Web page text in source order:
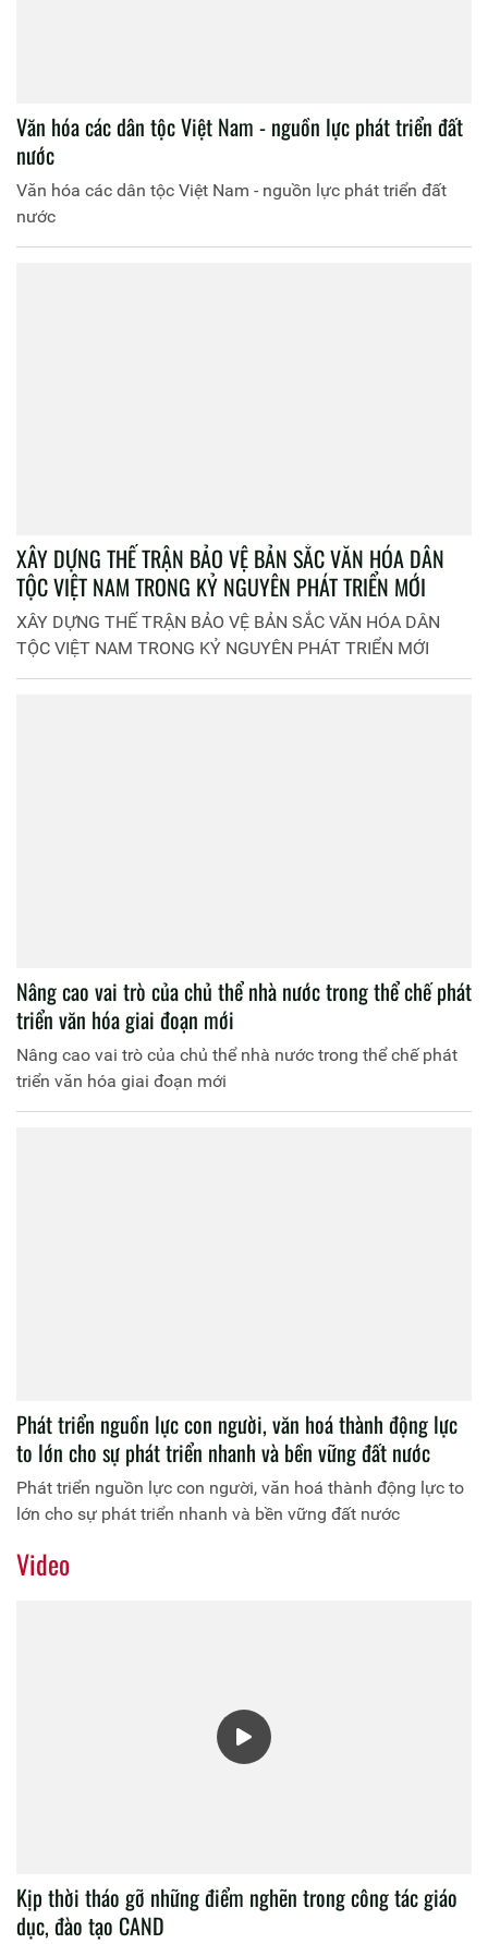
Văn hóa các dân tộc Việt Nam - nguồn lực phát triển đất
nước
Văn hóa các dân tộc Việt Nam - nguồn lực phát triển đất
nước
XÂY DỰNG THẾ TRẬN BẢO VỆ BẢN SẮC VĂN HÓA DÂN
TỘC VIỆT NAM TRONG KỶ NGUYÊN PHÁT TRIỂN MỚI
XÂY DỰNG THẾ TRẬN BẢO VỆ BẢN SẮC VĂN HÓA DÂN
TỘC VIỆT NAM TRONG KỶ NGUYÊN PHÁT TRIỂN MỚI
Nâng cao vai trò của chủ thể nhà nước trong thể chế phát
triển văn hóa giai đoạn mới
Nâng cao vai trò của chủ thể nhà nước trong thể chế phát
triển văn hóa giai đoạn mới
Phát triển nguồn lực con người, văn hoá thành động lực
to lớn cho sự phát triển nhanh và bền vững đất nước
Phát triển nguồn lực con người, văn hoá thành động lực to
lớn cho sự phát triển nhanh và bền vững đất nước
Video
Kịp thời tháo gỡ những điểm nghẽn trong công tác giáo
dục, đào tạo CAND